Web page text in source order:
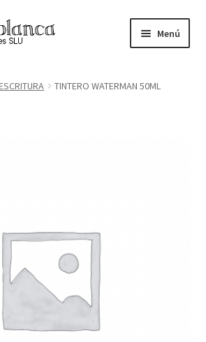
Menú
TINTERO WATERMAN 50ML